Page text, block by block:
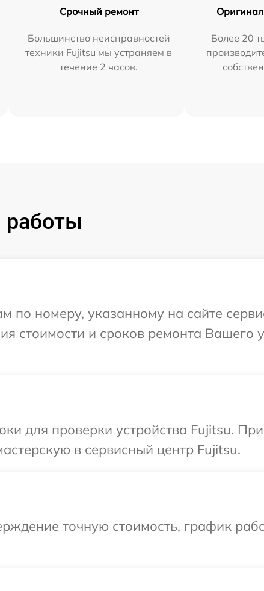
Срочный ремонт
Большинство неисправностей
техники Fujitsu мы устраняем в
течение 2 часов.
Более 20
по номеру, указанному на сайте
стоимости и сроков ремонта Вашего
для проверки устройства Fujitsu.
в сервисный центр Fujitsu.
точную стоимость, график